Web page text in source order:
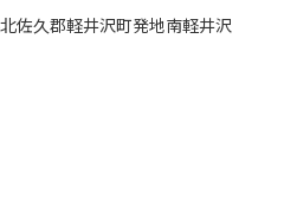
佐久郡軽井沢町発地南軽井沢